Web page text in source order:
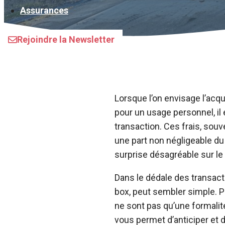
Assurances
Rejoindre la Newsletter
Lorsque l’on envisage
pour un usage personnel,
transaction. Ces frais,
une part non négligeable
surprise désagréable sur
Dans le dédale des
box, peut sembler simple.
ne sont pas qu’une
vous permet d’anticiper et